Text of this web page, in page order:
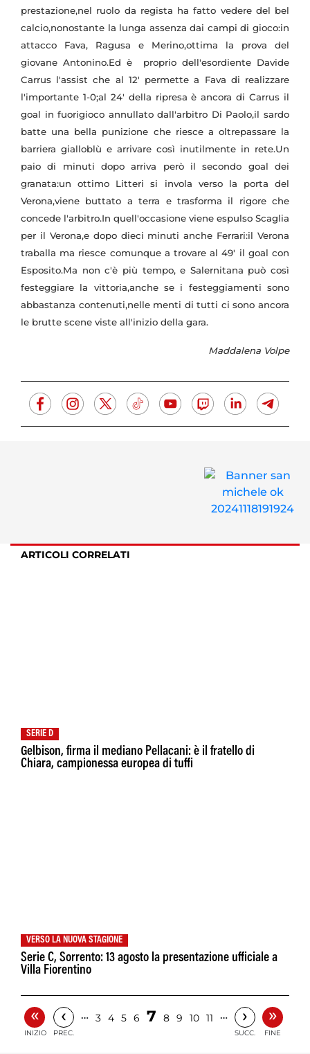
prestazione,nel ruolo da regista ha fatto vedere del bel
calcio,nonostante la lunga assenza dai campi di gioco:in
attacco Fava, Ragusa e Merino,ottima la prova del
giovane Antonino.Ed è proprio dell'esordiente Davide
Carrus l'assist che al 12' permette a Fava di realizzare
l'importante 1-0;al 24' della ripresa è ancora di Carrus il
goal in fuorigioco annullato dall'arbitro Di Paolo,il sardo
batte una bella punizione che riesce a oltrepassare la
barriera gialloblù e arrivare così inutilmente in rete.Un
paio di minuti dopo arriva però il secondo goal dei
granata:un ottimo Litteri si invola verso la porta del
Verona,viene buttato a terra e trasforma il rigore che
concede l'arbitro.In quell'occasione viene espulso Scaglia
per il Verona,e dopo dieci minuti anche Ferrari:il Verona
traballa ma riesce comunque a trovare al 49' il goal con
Esposito.Ma non c'è più tempo, e Salernitana può così
festeggiare la vittoria,anche se i festeggiamenti sono
abbastanza contenuti,nelle menti di tutti ci sono ancora
le brutte scene viste all'inizio della gara.
Maddalena Volpe
ARTICOLI CORRELATI
SERIE D
Gelbison, firma il mediano Pellacani: è il fratello di
Chiara, campionessa europea di tuffi
VERSO LA NUOVA STAGIONE
Serie C, Sorrento: 13 agosto la presentazione ufficiale a
Villa Fiorentino
«
INIZIO
‹
PREC.
… 3 4 5 6 7 8 9 10 11 … ›
SUCC.
»
FINE